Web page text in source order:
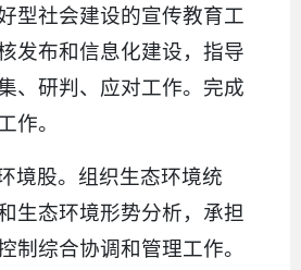
型社会建设的宣传教育工
发布和信息化建设，指导
、研判、应对工作。完成
作。
境股。组织生态环境统
生态环境形势分析，承担
制综合协调和管理工作。